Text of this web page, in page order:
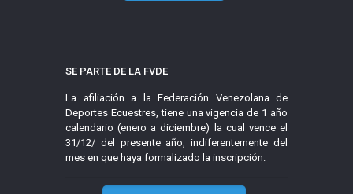
SE PARTE DE LA FVDE
La afiliación a la Federación Venezolana de
Deportes Ecuestres, tiene una vigencia de 1 año
calendario (enero a diciembre) la cual vence el
31/12/ del presente año, indiferentemente del
mes en que haya formalizado la inscripción.